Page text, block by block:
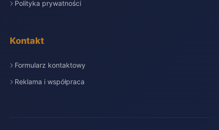
Polityka prywatności
Kontakt
Formularz kontaktowy
Reklama i współpraca